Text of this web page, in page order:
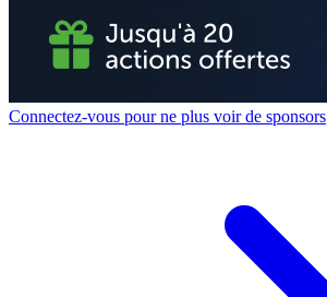
Connectez-vous pour ne plus voir de sponsors